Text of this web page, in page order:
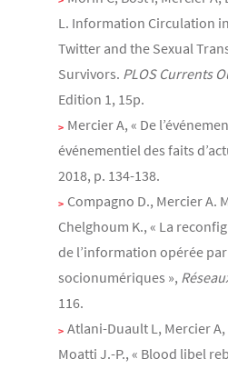
L. Information Circulation
Twitter and the Sexual
Survivors. PLOS Currents
Edition 1, 15p.
Mercier A, « De
événementiel des faits
2018, p. 134-138.
Compagno D., Mercier A.
Chelghoum K., « La
de l’information opérée
socionumériques »,
116.
Atlani-Duault L, Mercier A,
Moatti J.-P., « Blood libel